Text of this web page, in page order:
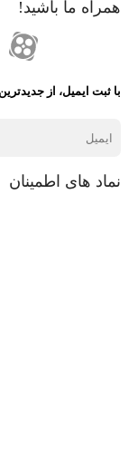
همراه ما باشید!
با ثبت ایمیل، از
نماد های اطمینان